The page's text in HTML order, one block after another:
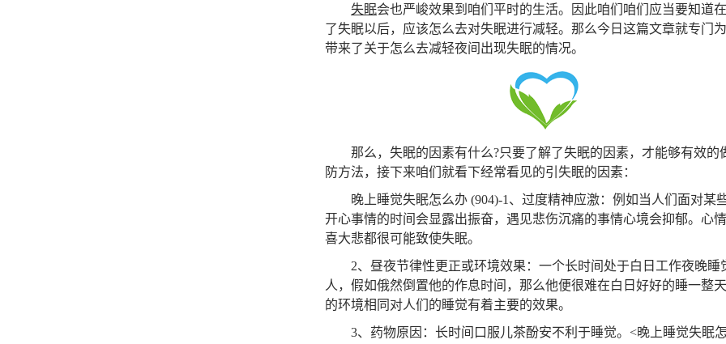
失眠会也严峻效果到咱们平时的生活。因此咱们咱们应当要知道
了失眠以后，应该怎么去对失眠进行减轻。那么今日这篇文章就专门为
带来了关于怎么去减轻夜间出现失眠的情况。
那么，失眠的因素有什么?只要了解了失眠的因素，才能够有效的
防方法，接下来咱们就看下经常看见的引失眠的因素：
晚上睡觉失眠怎么办 (904)-1、过度精神应激：例如当人们面对某
开心事情的时间会显露出振奋，遇见悲伤沉痛的事情心境会抑郁。心
喜大悲都很可能致使失眠。
2、昼夜节律性更正或环境效果：一个长时间处于白日工作夜晚睡
人，假如俄然倒置他的作息时间，那么他便很难在白日好好的睡一整
的环境相同对人们的睡觉有着主要的效果。
3、药物原因：长时间口服儿茶酚安不利于睡觉。<晚上睡觉失眠